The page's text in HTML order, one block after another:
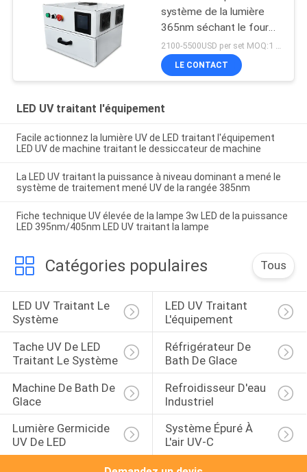
système de la lumière
365nm séchant le four
de traitement mené UV
de la boîte 405nm
2100-5500USD per set MOQ:1 ensemble
LE CONTACT
LED UV traitant l'équipement
Facile actionnez la lumière UV de LED traitant l'équipement
LED UV de machine traitant le dessiccateur de machine
La LED UV traitant la puissance à niveau dominant a mené le
système de traitement mené UV de la rangée 385nm
Fiche technique UV élevée de la lampe 3w LED de la puissance
LED 395nm/405nm LED UV traitant la lampe
Catégories populaires Tous
LED UV Traitant Le
Système
LED UV Traitant
L'équipement
Tache UV De LED
Traitant Le Système
Réfrigérateur De
Bath De Glace
Machine De Bath De
Glace
Refroidisseur D'eau
Industriel
Lumière Germicide
UV De LED
Système Épuré À
L'air UV-C